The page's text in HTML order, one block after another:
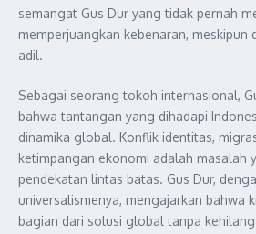
semangat Gus Dur yang tidak pernah
memperjuangkan kebenaran, meskipun
adil.
Sebagai seorang tokoh internasional,
bahwa tantangan yang dihadapi
dinamika global. Konflik identitas,
ketimpangan ekonomi adalah masalah
pendekatan lintas batas. Gus Dur,
universalismenya, mengajarkan bahwa
bagian dari solusi global tanpa